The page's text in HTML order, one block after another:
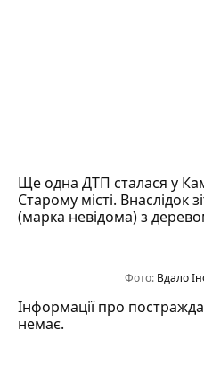
Ще одна ДТП сталася у
Старому місті. Внаслідок
(марка невідома) з
Фото: Вдало
Інформації про
немає.